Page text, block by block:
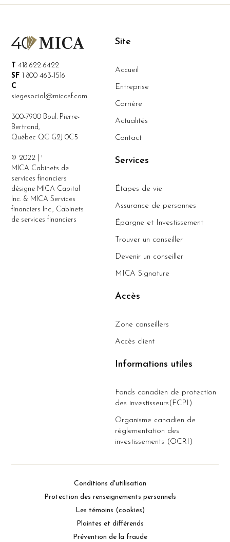
418 622-6422
SF
1 800 463-1516
C
siegesocial@micasf.com
300-7900 Boul. Pierre-
Bertrand,
Québec QC G2J 0C5
© 2022 | ¹
MICA Cabinets de
services financiers
désigne MICA Capital
Inc. & MICA Services
financiers Inc., Cabinets
de services financiers
Site
Accueil
Entreprise
Carrière
Actualités
Contact
Services
Étapes de vie
Assurance de personnes
Épargne et Investissement
Trouver un conseiller
Devenir un conseiller
MICA Signature
Accès
Zone conseillers
Accès client
Informations utiles
Fonds canadien de protection
des investisseurs(FCPI)
Organisme canadien de
réglementation des
investissements (OCRI)
Conditions d'utilisation
Protection des renseignements personnels
Les témoins (cookies)
Plaintes et différends
Prévention de la fraude